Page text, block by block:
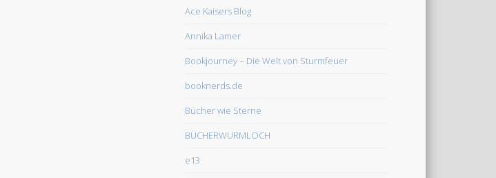
Ace Kaisers Blog
Annika Lamer
Bookjourney – Die Welt von Sturmfeuer
booknerds.de
Bücher wie Sterne
BÜCHERWURMLOCH
e13